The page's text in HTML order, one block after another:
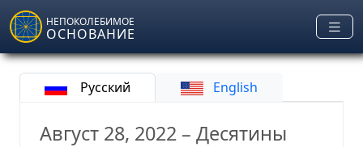
Skip to main content
НЕПОКОЛЕБИМОЕ
ОСНОВАНИЕ
Русский English
Август 28, 2022 – Десятины